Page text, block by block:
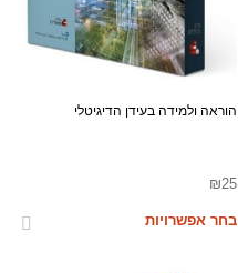
הוראה ולמידה בעידן הדיגיטלי
₪25
בחר אפשרויות